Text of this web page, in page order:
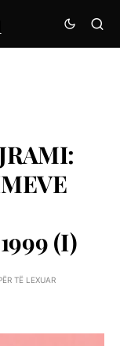
(I)
TË LEXUAR